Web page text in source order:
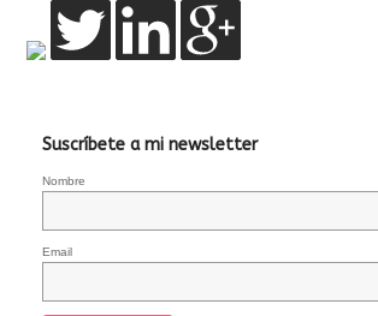
Suscríbete a mi newsletter
Nombre
Email